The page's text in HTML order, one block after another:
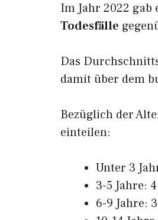
Im Jahr 2022 gab
Todesfälle
Das
damit über dem
Bezüglich der
einteilen:
Unter 3
3-5 Jahre:
6-9 Jahre: